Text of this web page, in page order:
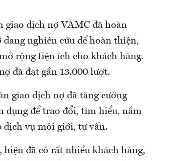
giao dịch nợ VAMC đã hoàn
nghiên cứu để hoàn thiện,
rộng tiện ích cho khách hàng.
đã đạt gần 13.000 lượt.
giao dịch nợ đã tăng cường
dụng để trao đổi, tìm hiểu, nắm
dịch vụ môi giới, tư vấn.
đã có rất nhiều khách hàng,